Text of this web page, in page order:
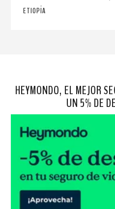
ETIOPÍA
HEYMONDO, EL MEJOR
UN 5% DE